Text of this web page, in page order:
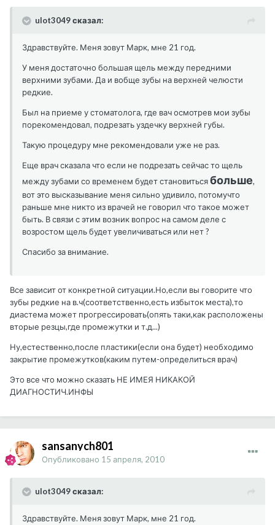
ulot3049 сказал:
Здравствуйте. Меня зовут Марк, мне 21 год.
У меня достаточно большая щель между передними
верхними зубами. Да и вобще зубы на верхней челюсти
редкие.
Был на приеме у стоматолога, где вач осмотрев мои зубы
порекомендовал, подрезать уздечку верхней губы.
Такую процедуру мне рекомендовали уже не раз.
Еще врач сказала что если не подрезать сейчас то щель
между зубами со временем будет становитьсябольше,
вот это высказывание меня сильно удивило, потомучто
раньше мне никто из врачей не говорил что такое может
быть. В связи с этим возник вопрос на самом деле с
возростом щель будет увеличиваться или нет ?
Спасибо за внимание.
Все зависит от конкретной ситуации.Но,если вы говорите что
зубы редкие на в.ч(соответственно,есть избыток места),то
диастема может прогрессировать(опять таки,как расположены
вторые резцы,где промежутки и т.д...)
Ну,естественно,после пластики(если она будет) необходимо
закрытие промежутков(каким путем-определиться врач)
Это все что можно сказать НЕ ИМЕЯ НИКАКОЙ
ДИАГНОСТИЧ.ИНФЫ
sansanych801
Опубликовано 15 апреля, 2010
ulot3049 сказал:
Здравствуйте. Меня зовут Марк, мне 21 год.